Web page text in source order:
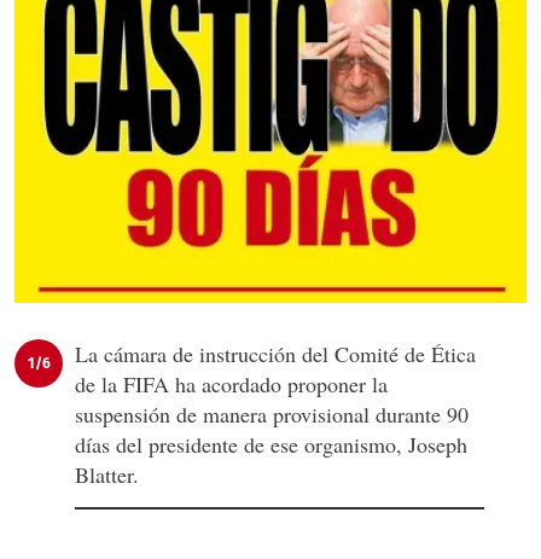
1/6
La cámara de instrucción del Comité de Ética
de la FIFA ha acordado proponer la
suspensión de manera provisional durante 90
días del presidente de ese organismo, Joseph
Blatter.